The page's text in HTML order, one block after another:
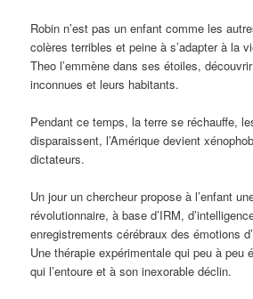
Robin n’est pas un enfant comme les
colères terribles et peine à s’adapter à la
Theo l’emmène dans ses étoiles,
inconnues et leurs habitants.
Pendant ce temps, la terre se réchauffe,
disparaissent, l’Amérique devient
dictateurs.
Un jour un chercheur propose à l’enfant
révolutionnaire, à base d’IRM,
enregistrements cérébraux des émotions
Une thérapie expérimentale qui peu à peu
qui l’entoure et à son inexorable déclin.